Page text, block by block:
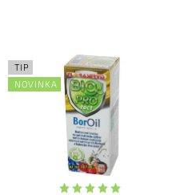
TIP
NOVINKA